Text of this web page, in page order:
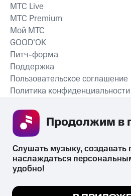
СКАЧАТЬ
MTС Live
MTС Premium
Мой МТС
GOOD’OK
Питч-форма
Поддержка
Пользовательское соглашение
Политика конфиденциальности
психотропных веществ, их аналогов
Мы используем куки, чтобы
Слушать музыку, создавать
наслаждаться
удобно!